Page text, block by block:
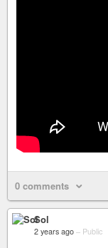
0 comments
Sol
2 years ago – Public